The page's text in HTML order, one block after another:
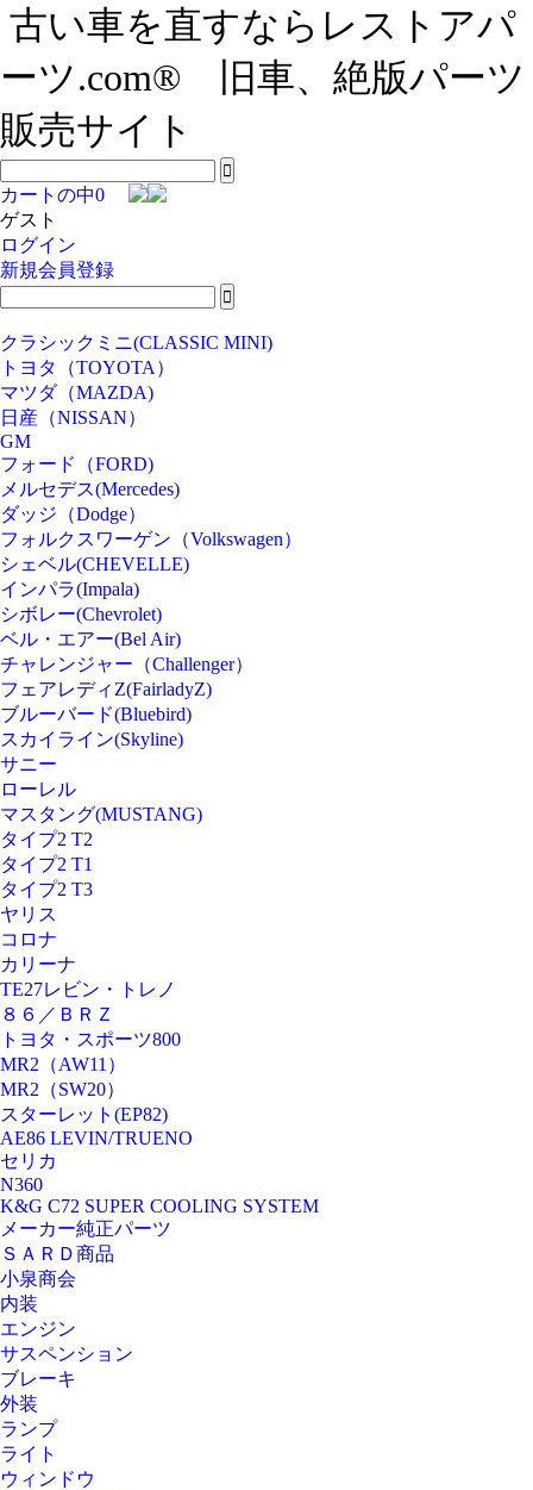
古い車を直すならレストアパ
ーツ.com® 旧車、絶版パーツ
販売サイト
カートの中0
ゲスト
ログイン
新規会員登録
クラシックミニ(CLASSIC MINI)
トヨタ（TOYOTA）
マツダ（MAZDA)
日産（NISSAN）
GM
フォード（FORD)
メルセデス(Mercedes)
ダッジ（Dodge）
フォルクスワーゲン（Volkswagen）
シェベル(CHEVELLE)
インパラ(Impala)
シボレー(Chevrolet)
ベル・エアー(Bel Air)
チャレンジャー（Challenger）
フェアレディZ(FairladyZ)
ブルーバード(Bluebird)
スカイライン(Skyline)
サニー
ローレル
マスタング(MUSTANG)
タイプ2 T2
タイプ2 T1
タイプ2 T3
ヤリス
コロナ
カリーナ
TE27レビン・トレノ
８６／ＢＲＺ
トヨタ・スポーツ800
MR2（AW11）
MR2（SW20）
スターレット(EP82)
AE86 LEVIN/TRUENO
セリカ
N360
K&G C72 SUPER COOLING SYSTEM
メーカー純正パーツ
ＳＡＲＤ商品
小泉商会
内装
エンジン
サスペンション
ブレーキ
外装
ランプ
ライト
ウィンドウ